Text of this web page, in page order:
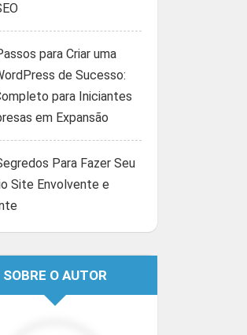
para Criar uma
de Sucesso:
para Iniciantes
em Expansão
Para Fazer Seu
Site Envolvente e
SOBRE O AUTOR